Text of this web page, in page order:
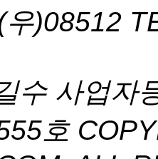
)08512
수 사업자
호